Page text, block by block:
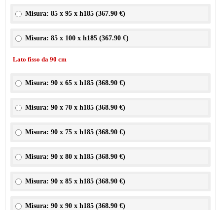
Misura: 85 x 95 x h185 (367.90 €)
Misura: 85 x 100 x h185 (367.90 €)
Lato fisso da 90 cm
Misura: 90 x 65 x h185 (368.90 €)
Misura: 90 x 70 x h185 (368.90 €)
Misura: 90 x 75 x h185 (368.90 €)
Misura: 90 x 80 x h185 (368.90 €)
Misura: 90 x 85 x h185 (368.90 €)
Misura: 90 x 90 x h185 (368.90 €)